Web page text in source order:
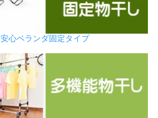
安心ベランダ固定タイプ